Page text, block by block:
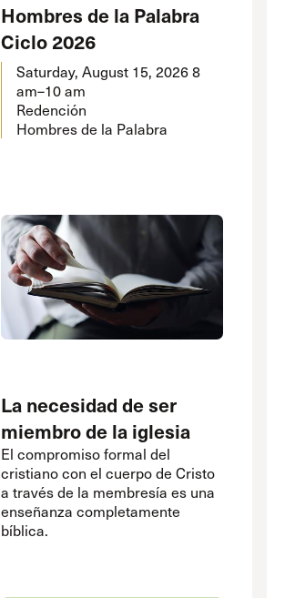
Hombres de la Palabra
Ciclo 2026
Saturday, August 15, 20268
am–10 am
Redención
Hombres de la Palabra
La necesidad de ser
miembro de la iglesia
El compromiso formal del
cristiano con el cuerpo de Cristo
a través de la membresía es una
enseñanza completamente
bíblica.